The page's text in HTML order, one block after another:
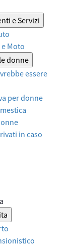
e Servizi
Moto
donne
essere
per donne
in caso